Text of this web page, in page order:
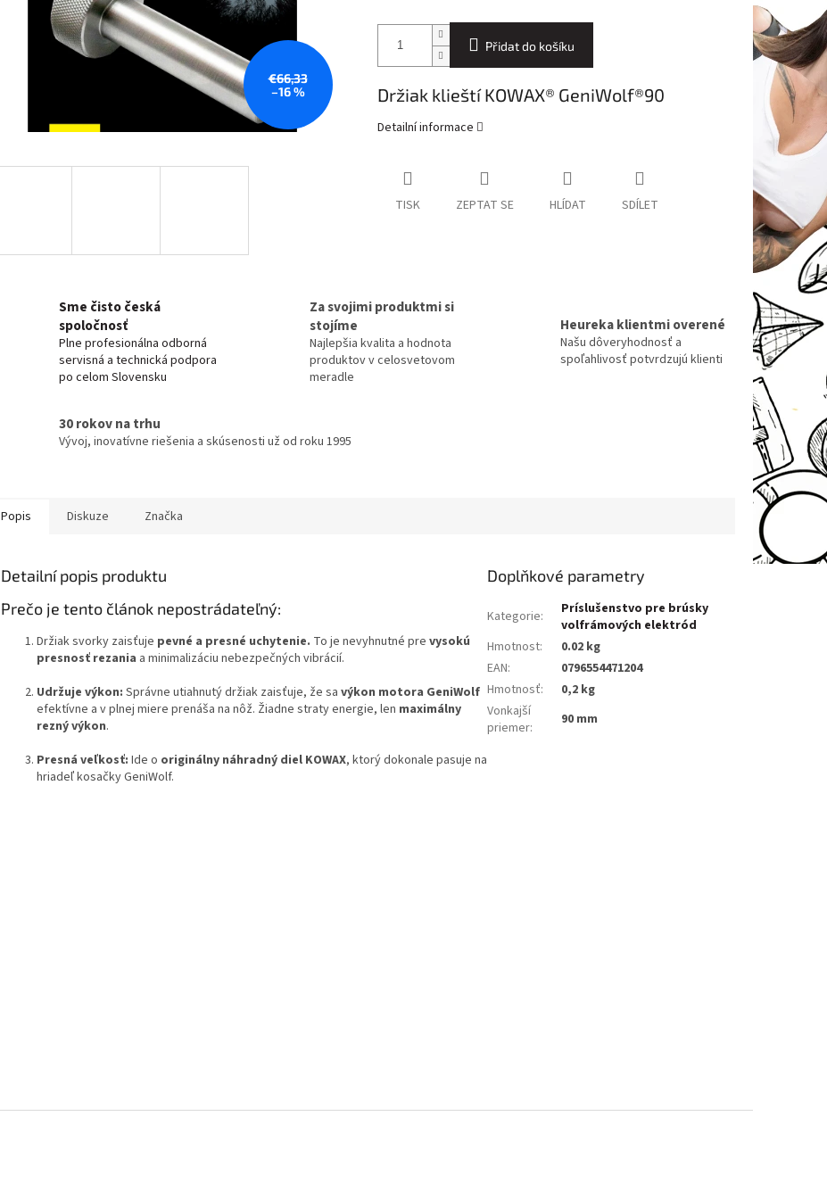
€66,33
–16 %
Přidat do košíku
Držiak klieští KOWAX® GeniWolf®90
Detailní informace
TISK ZEPTAT SE HLÍDAT SDÍLET
Sme čisto česká
spoločnosť
Plne profesionálna odborná
servisná a technická podpora
po celom Slovensku
Za svojimi produktmi si
stojíme
Najlepšia kvalita a hodnota
produktov v celosvetovom
meradle
Heureka klientmi overené
Našu dôveryhodnosť a
spoľahlivosť potvrdzujú klienti
30 rokov na trhu
Vývoj, inovatívne riešenia a skúsenosti už od roku 1995
Popis Diskuze Značka
Detailní popis produktu
Prečo je tento článok nepostrádateľný:
Držiak svorky zaisťuje pevné a presné uchytenie. To je nevyhnutné pre vysokú
presnosť rezania a minimalizáciu nebezpečných vibrácií.
Udržuje výkon: Správne utiahnutý držiak zaisťuje, že sa výkon motora GeniWolf
efektívne a v plnej miere prenáša na nôž. Žiadne straty energie, len maximálny
rezný výkon.
Presná veľkosť: Ide o originálny náhradný diel KOWAX, ktorý dokonale pasuje na
hriadeľ kosačky GeniWolf.
Doplňkové parametry
Kategorie:
Príslušenstvo pre brúsky
volfrámových elektród
Hmotnost:
0.02 kg
EAN:
0796554471204
Hmotnosť:
0,2 kg
Vonkajší
priemer: 90 mm